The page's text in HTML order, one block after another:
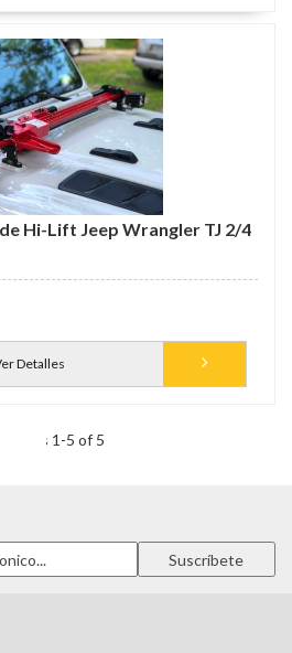
Hi-Lift Jeep Wrangler TJ 2/4
Detalles
Items 1-5 of 5